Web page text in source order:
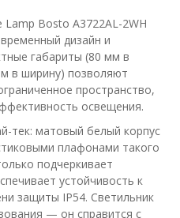
Lamp Bosto A3722AL-2WH
дизайн и
габариты (80 мм в
в ширину) позволяют
пространство,
освещения.
тек: матовый белый корпус
плафонами такого
подчеркивает
устойчивость к
защиты IP54. Светильник
— он справится с